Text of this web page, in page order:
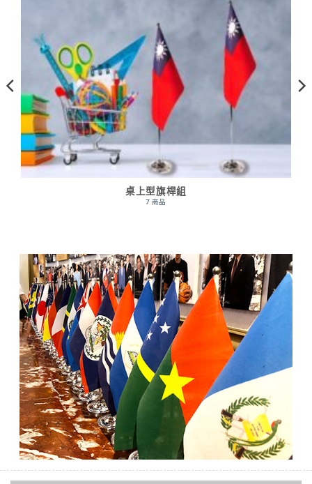
桌上型旗桿組
7 商品